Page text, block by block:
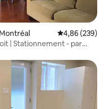
Évaluation
4,86 (239)
| Stationnement - par